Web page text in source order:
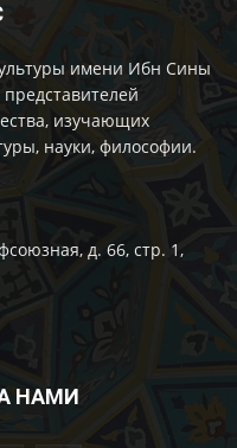
имени Ибн Сины
изучающих
науки, философии.
д. 66, стр. 1,
НАМИ